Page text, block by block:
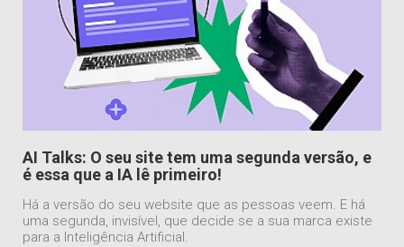
AI Talks: O seu site tem uma segunda versão, e
é essa que a IA lê primeiro!
Há a versão do seu website que as pessoas veem. E há
uma segunda, invisível, que decide se a sua marca existe
para a Inteligência Artificial.